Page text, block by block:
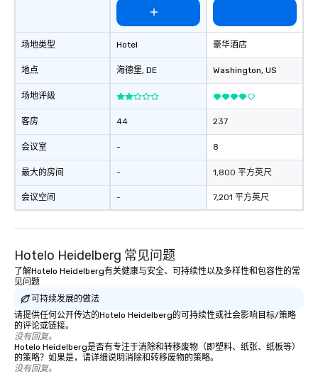
场地类型
地点
场地评级
客房
会议室
最大的房间
会议空间
Hotel
海德堡, DE
44
-
-
-
豪华酒店
Washington, US
237
8
1,800 平方英尺
7,201 平方英尺
Hotelo Heidelberg 常见问题
了解Hotelo Heidelberg有关健康与安全、可持续性以及多样性和包容性的常
见问题
可持续发展的做法
请提供任何公开传达的Hotelo Heidelberg的可持续性或社会影响目标/策略
的评论或链接。
没有回复。
Hotelo Heidelberg是否有专注于消除和转移废物（即塑料、纸张、纸板等）
的策略？如果是，请详细说明消除和转移废物的策略。
没有回复。